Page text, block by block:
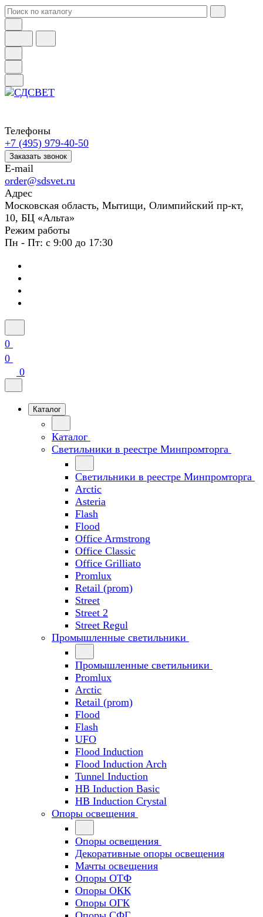
Телефоны
+7 (495) 979-40-50
Заказать звонок
E-mail
order@sdsvet.ru
Адрес
Московская область, Мытищи, Олимпийский пр-кт,
10, БЦ «Альта»
Режим работы
Пн - Пт: с 9:00 до 17:30
0
0
0
Каталог
Каталог
Светильники в реестре Минпромторга
Светильники в реестре Минпромторга
Arctic
Asteria
Flash
Flood
Office Armstrong
Office Classic
Office Grilliato
Promlux
Retail (prom)
Street
Street 2
Street Regul
Промышленные светильники
Промышленные светильники
Promlux
Arctic
Retail (prom)
Flood
Flash
UFO
Flood Induction
Flood Induction Arch
Tunnel Induction
HB Induction Basic
HB Induction Crystal
Опоры освещения
Опоры освещения
Декоративные опоры освещения
Мачты освещения
Опоры ОТФ
Опоры ОКК
Опоры ОГК